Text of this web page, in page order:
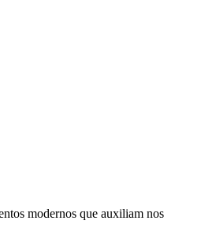
modernos que auxiliam nos